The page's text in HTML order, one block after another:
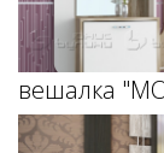
вешалка